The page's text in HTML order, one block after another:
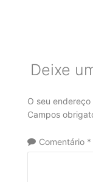
Deixe
O seu
Campos
Comentário *